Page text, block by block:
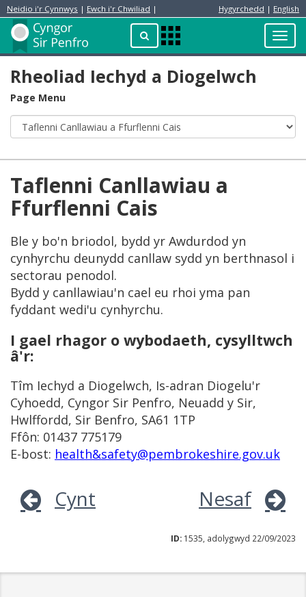
Neidio i'r Cynnwys | Ewch i'r Chwiliad | Hygyrchedd | English
ChwilioApps
Menu
Preswylydd
Rheoliad Iechyd a Diogelwch
Page Menu
Taflenni Canllawiau a
Ffurflenni Cais
Ble y bo'n briodol, bydd yr Awdurdod yn
cynhyrchu deunydd canllaw sydd yn berthnasol i
sectorau penodol.
Bydd y canllawiau'n cael eu rhoi yma pan
fyddant wedi'u cynhyrchu.
I gael rhagor o wybodaeth, cysylltwch
â'r:
Tîm Iechyd a Diogelwch, Is-adran Diogelu'r
Cyhoedd, Cyngor Sir Penfro, Neuadd y Sir,
Hwlffordd, Sir Benfro, SA61 1TP
Ffôn: 01437 775179
E-bost: health&safety@pembrokeshire.gov.uk
Cynt Nesaf
ID: 1535, adolygwyd 22/09/2023